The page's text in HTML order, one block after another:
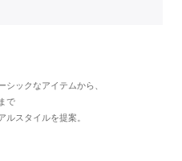
ックなアイテムから、
で
スタイルを提案。